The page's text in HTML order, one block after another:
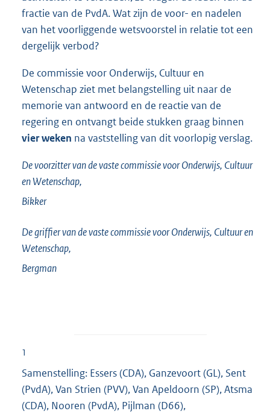
fractie van de PvdA. Wat zijn de voor- en nadelen
van het voorliggende wetsvoorstel in relatie tot een
dergelijk verbod?
De commissie voor Onderwijs, Cultuur en
Wetenschap ziet met belangstelling uit naar de
memorie van antwoord en de reactie van de
regering en ontvangt beide stukken graag binnen
vier weken na vaststelling van dit voorlopig verslag.
De voorzitter van de vaste commissie voor Onderwijs, Cultuur
en Wetenschap,
Bikker
De griffier van de vaste commissie voor Onderwijs, Cultuur en
Wetenschap,
Bergman
1
Samenstelling: Essers (CDA), Ganzevoort (GL), Sent
(PvdA), Van Strien (PVV), Van Apeldoorn (SP), Atsma
(CDA), Nooren (PvdA), Pijlman (D66),